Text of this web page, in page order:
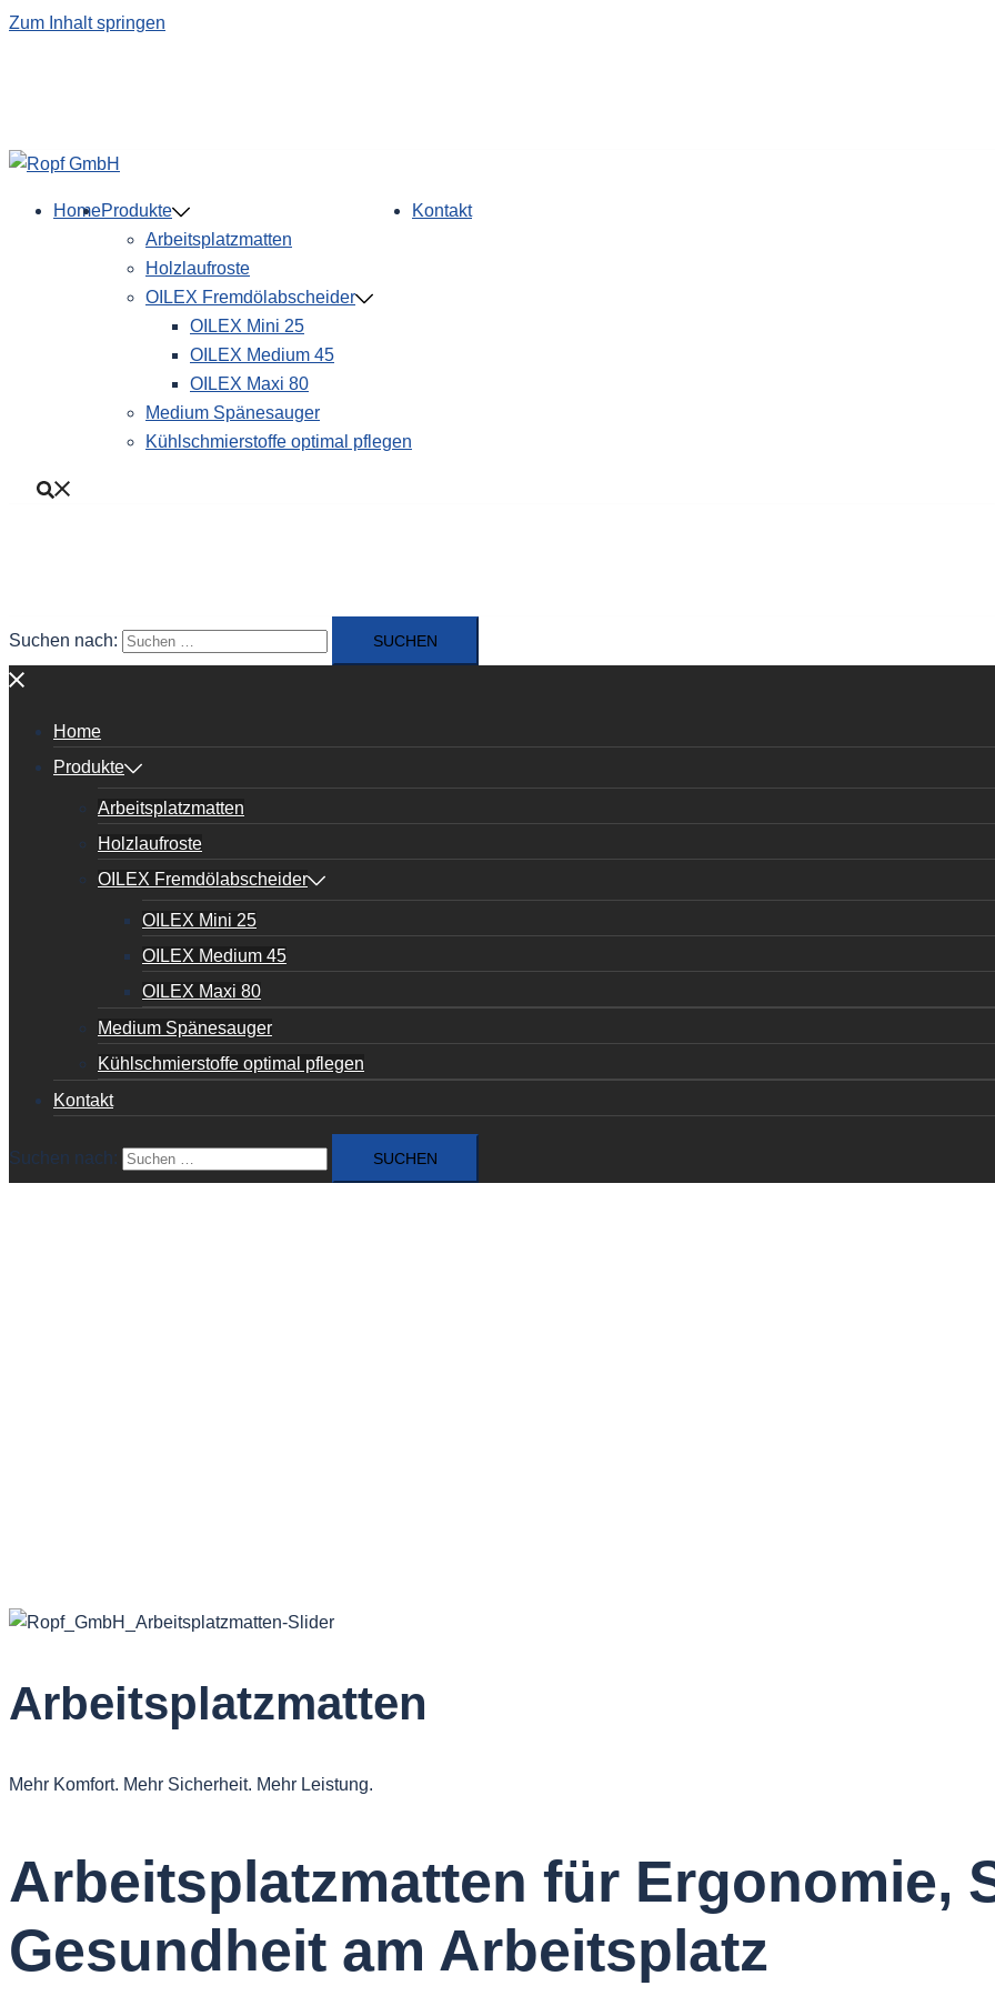
Zum Inhalt springen
HomeProdukte
Arbeitsplatzmatten
Holzlaufroste
OILEX Fremdölabscheider
OILEX Mini 25
OILEX Medium 45
OILEX Maxi 80
Medium Spänesauger
Kühlschmierstoffe optimal pflegen
Kontakt
Suchen nach:
Home
Produkte
Arbeitsplatzmatten
Holzlaufroste
OILEX Fremdölabscheider
OILEX Mini 25
OILEX Medium 45
OILEX Maxi 80
Medium Spänesauger
Kühlschmierstoffe optimal pflegen
Kontakt
Suchen nach:
Arbeitsplatzmatten
Mehr Komfort. Mehr Sicherheit. Mehr Leistung.
Arbeitsplatzmatten für Ergonomie,
Gesundheit am Arbeitsplatz